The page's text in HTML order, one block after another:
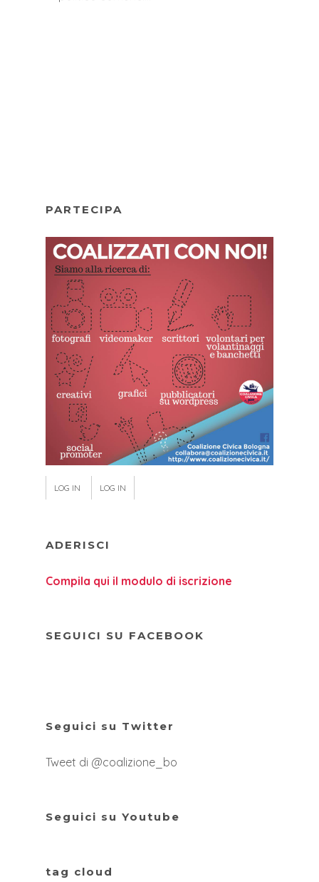
PARTECIPA
LOG IN LOG IN
ADERISCI
Compila qui il modulo di iscrizione
SEGUICI SU FACEBOOK
Seguici su Twitter
Tweet di @coalizione_bo
Seguici su Youtube
tag cloud